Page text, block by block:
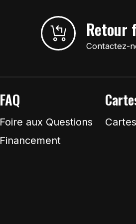
Retour
Contactez-
FAQ
Foire aux Questions
Financement